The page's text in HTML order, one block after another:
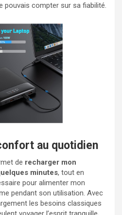
pouvais compter sur sa fiabilité.
au quotidien
de recharger mon
minutes, tout en
pour alimenter mon
pendant son utilisation. Avec
les besoins classiques